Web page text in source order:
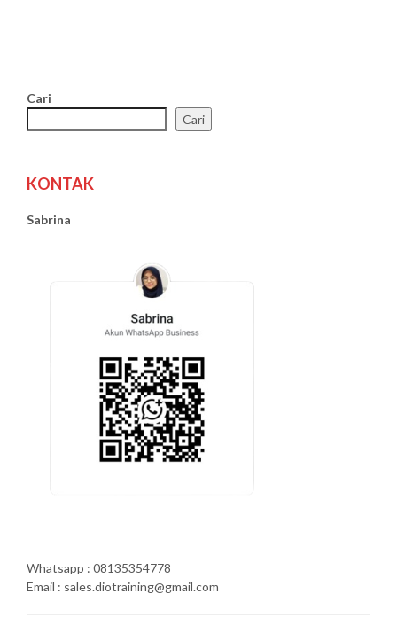
Cari
Cari
KONTAK
Sabrina
Whatsapp : 08135354778
Email : sales.diotraining@gmail.com